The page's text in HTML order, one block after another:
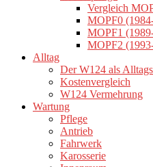
Vergleich
MOPF0
MOPF1
MOPF2
Alltag
Der W124 als
Kostenvergleich
W124 Vermehrung
Wartung
Pflege
Antrieb
Fahrwerk
Karosserie